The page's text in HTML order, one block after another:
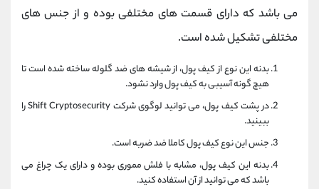
می باشد که دارای قسمت های مختلفی بوده و از جنس های
مختلفی تشکیل شده است.
بدنه این نوع از کیف پول، از شیشه های ضد گلوله ساخته شده است تا
هیچ گونه آسیبی به کیف پول وارد نشود.
در پشت کیف پول، می توانید لوگوی شرکت Shift Cryptosecurity را
ببینید.
جنس این نوع کیف پول کاملا ضد ضربه است.
بدنه این کیف پول، مشابه با فلش مموری بوده و دارای یک چراغ می
باشد که می توانید از آن استفاده کنید.